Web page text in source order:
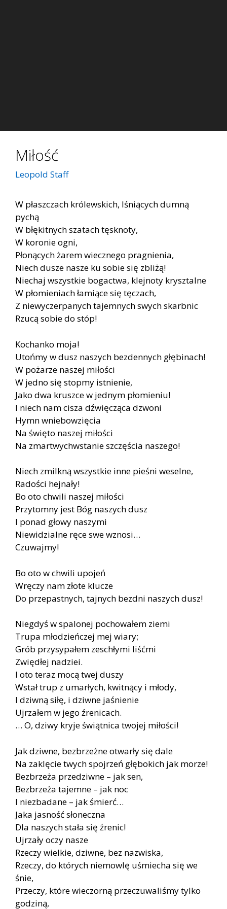
Miłość
Leopold Staff
W płaszczach królewskich, lśniących dumną
pychą
W błękitnych szatach tęsknoty,
W koronie ogni,
Płonących żarem wiecznego pragnienia,
Niech dusze nasze ku sobie się zbliżą!
Niechaj wszystkie bogactwa, klejnoty krysztalne
W płomieniach łamiące się tęczach,
Z niewyczerpanych tajemnych swych skarbnic
Rzucą sobie do stóp!
Kochanko moja!
Utońmy w dusz naszych bezdennych głębinach!
W pożarze naszej miłości
W jedno się stopmy istnienie,
Jako dwa kruszce w jednym płomieniu!
I niech nam cisza dźwięcząca dzwoni
Hymn wniebowzięcia
Na święto naszej miłości
Na zmartwychwstanie szczęścia naszego!
Niech zmilkną wszystkie inne pieśni weselne,
Radości hejnały!
Bo oto chwili naszej miłości
Przytomny jest Bóg naszych dusz
I ponad głowy naszymi
Niewidzialne ręce swe wznosi…
Czuwajmy!
Bo oto w chwili upojeń
Wręczy nam złote klucze
Do przepastnych, tajnych bezdni naszych dusz!
Niegdyś w spalonej pochowałem ziemi
Trupa młodzieńczej mej wiary;
Grób przysypałem zeschłymi liśćmi
Zwiędłej nadziei.
I oto teraz mocą twej duszy
Wstał trup z umarłych, kwitnący i młody,
I dziwną siłę, i dziwne jaśnienie
Ujrzałem w jego źrenicach.
… O, dziwy kryje świątnica twojej miłości!
Jak dziwne, bezbrzeżne otwarły się dale
Na zaklęcie twych spojrzeń głębokich jak morze!
Bezbrzeża przedziwne – jak sen,
Bezbrzeża tajemne – jak noc
I niezbadane – jak śmierć…
Jaka jasność słoneczna
Dla naszych stała się źrenic!
Ujrzały oczy nasze
Rzeczy wielkie, dziwne, bez nazwiska,
Rzeczy, do których niemowlę uśmiecha się we
śnie,
Przeczy, które wieczorną przeczuwaliśmy tylko
godziną,